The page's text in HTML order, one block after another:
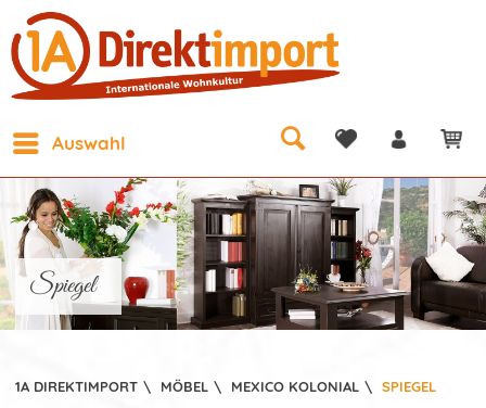
Auswahl
Spiegel
1A DIREKTIMPORT \ MÖBEL \ MEXICO KOLONIAL \ SPIEGEL